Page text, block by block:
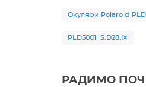
Окуляри Polaroid
PLD5001_S.D28.IX
РАДИМО